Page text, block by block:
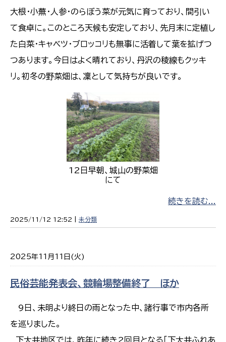
大根・小蕪・人参・のらぼう菜が元気に育っており、間引い
て食卓に。このところ天候も安定しており、先月末に定植し
た白菜・キャベツ・ブロッコリも無事に活着して葉を拡げつ
つあります。今日はよく晴れており、丹沢の稜線もクッキ
リ。初冬の野菜畑は、凜として気持ちが良いです。
12日早朝、城山の野菜畑
にて
続きを読む...
2025/11/12 12:52 | 未分類
2025年11月11日(火)
民俗芸能発表会、競輪場整備終了 ほか
9日、未明より終日の雨となった中、諸行事で市内各所
を巡りました。
下大井地区では、昨年に続き2回目となる「下大井ふれあ